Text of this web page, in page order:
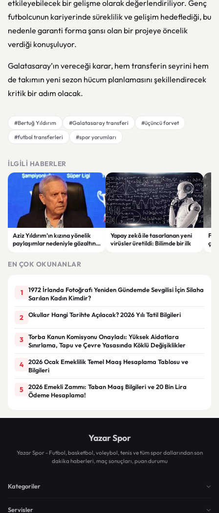
etkileyebilecek bir gelişme olarak değerlendiriliyor. Genç
futbolcunun kariyerinde süreklilik ve gelişim hedeflediği, bu
nedenle garanti forma şansı olan bir projeye öncelik
verdiği konuşuluyor.
Galatasaray’ın vereceği karar, hem transferin seyrini hem
de takımın yeni sezon hücum planlamasını şekillendirecek
kritik bir adım olacak.
#Bertuğ Yıldırım #Galatasaray transferi
#üçüncü forvet
#futbol transferleri
#spor yorumları
İLGILI HABERLER
Aziz Yıldırım’ın kızına yönelik
paylaşımlar nedeniyle gözaltına
Yapay zekâ ile tasarlanan yeni
virüsler üretildi: Bilimde bir ilk
EN ÇOK OKUNANLAR
1
1972 İrlanda Fotoğrafı Yeniden Gündemde Sevgilisi İçin Silaha
Sarılan Kadın Kimdir?
2 Okullar Hangi Tarihte Açılacak? 2026 Yılı Tatil Bilgileri
3
Torba Kanun Komisyonu Onayladı: Yüksek Aidatlara
Sınırlama, Tapu ve Çevre Yasasında Köklü Değişiklikler
4
2026 Ocak Emeklilik Temel Maaş Hesaplama Tablosu ve
Bilgileri
5
2026 Emekli Zammı: Taban Maaş Bilgileri ve 20 Bin Lira
Ödeme Hesaplama!
Yazar Spor
Yazar Spor - Futbol, basketbol, voleybol, tenis ve tüm spor dallarından son
dakika haberleri, maç sonuçları, puan durumu
Kategoriler
Servisler